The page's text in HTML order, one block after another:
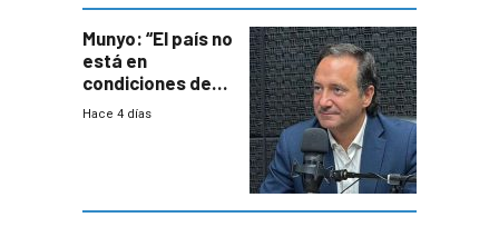
Munyo: “El país no
está en
condiciones de
enfrentar una
Hace 4 días